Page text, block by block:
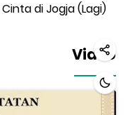
di Jogja (Lagi)
Video